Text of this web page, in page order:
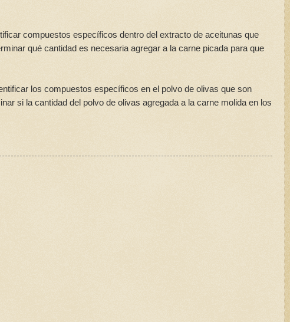
compuestos específicos dentro del extracto de aceitunas que
qué cantidad es necesaria agregar a la carne picada para que
los compuestos específicos en el polvo de olivas que son
si la cantidad del polvo de olivas agregada a la carne molida en los